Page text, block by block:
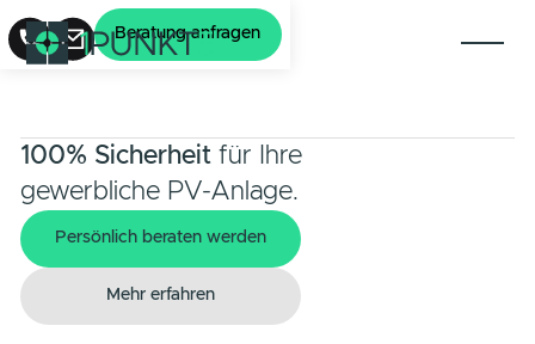
Beratung anfragen
100% Sicherheitfür Ihre
gewerbliche PV-Anlage.
Persönlich beraten werden
Persönlich beraten werden
Mehr erfahren